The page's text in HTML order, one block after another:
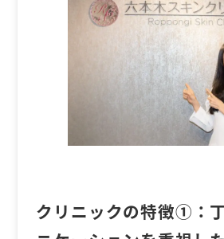
クリニックの特徴①：